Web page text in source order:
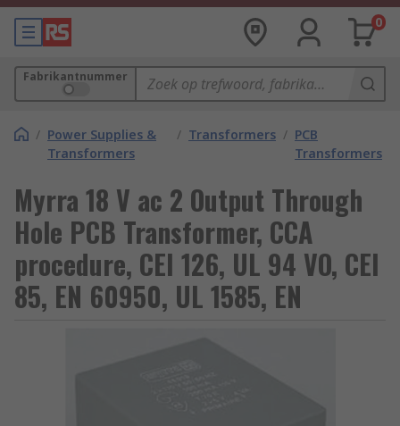
0
Fabrikantnummer
/ Power Supplies &
Transformers
/ Transformers / PCB
Transformers
Myrra 18 V ac 2 Output Through
Hole PCB Transformer, CCA
procedure, CEI 126, UL 94 VO, CEI
85, EN 60950, UL 1585, EN